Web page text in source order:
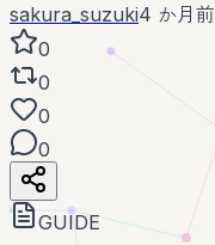
sakura_suzuki4 か月前
0
0
0
0
GUIDE